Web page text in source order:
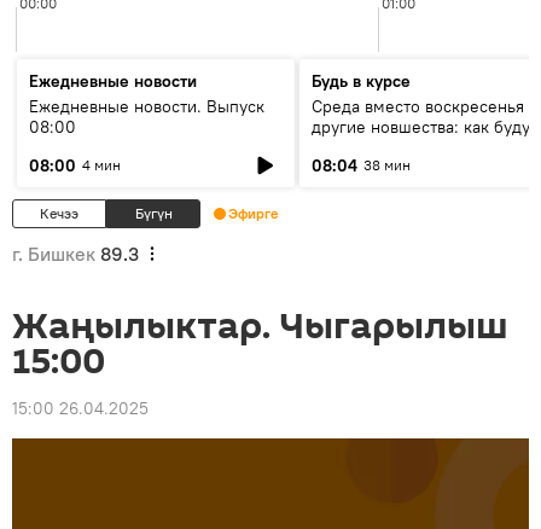
Ежедневные новости
Ежедневные новости. Выпуск
08:00
08:00 4 мин
Будь в курсе
Среда вместо воскресенья и
другие новшества: как будут
08:04 38 мин
Кечээ Бүгүн Эфирге
г. Бишкек 89.3
Жаңылыктар. Чыгарылыш
15:00
15:00 26.04.2025